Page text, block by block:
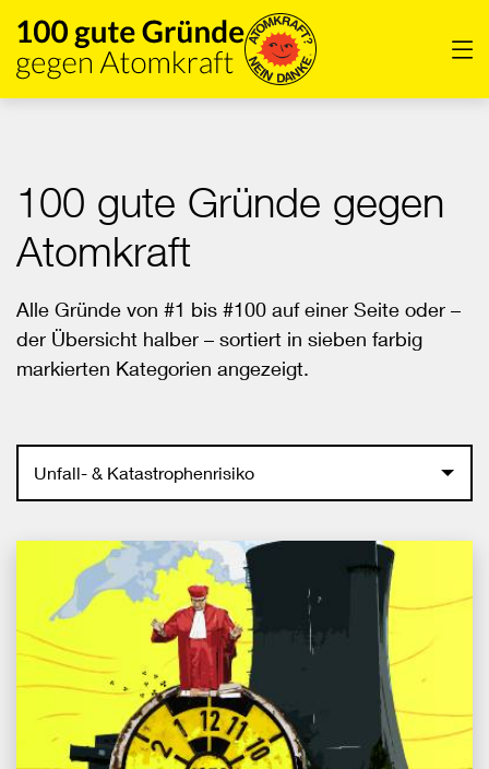
zum
Inhalt
100 gute Gründe gegen
Atomkraft
Alle Gründe von #1 bis #100 auf einer Seite oder –
der Übersicht halber – sortiert in sieben farbig
markierten Kategorien angezeigt.
Unfall- & Katastrophenrisiko